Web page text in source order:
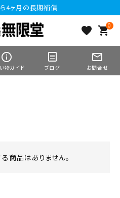
4ヶ月の長期補償
favorite 0
shopping_cart
info_outline
物ガイド ブログ
mail_outline
お問合せ
商品はありません。